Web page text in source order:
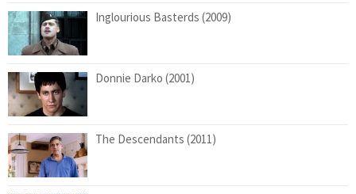
Inglourious Basterds (2009)
Donnie Darko (2001)
The Descendants (2011)